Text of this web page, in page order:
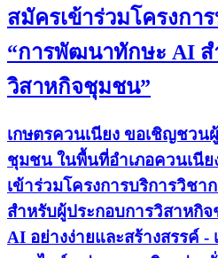
สมัครเข้าร่วมโครงกา
“การพัฒนาทักษะ AI ส
วิสาหกิจชุมชน”
เกษตรควนเนียง ขอเชิญชวน
ชุมชน ในพื้นที่อำเภอควนเนีย
เข้าร่วมโครงการบริการวิช
สำหรับผู้ประกอบการวิสาหกิ
AI อย่างง่ายและสร้างสรรค์